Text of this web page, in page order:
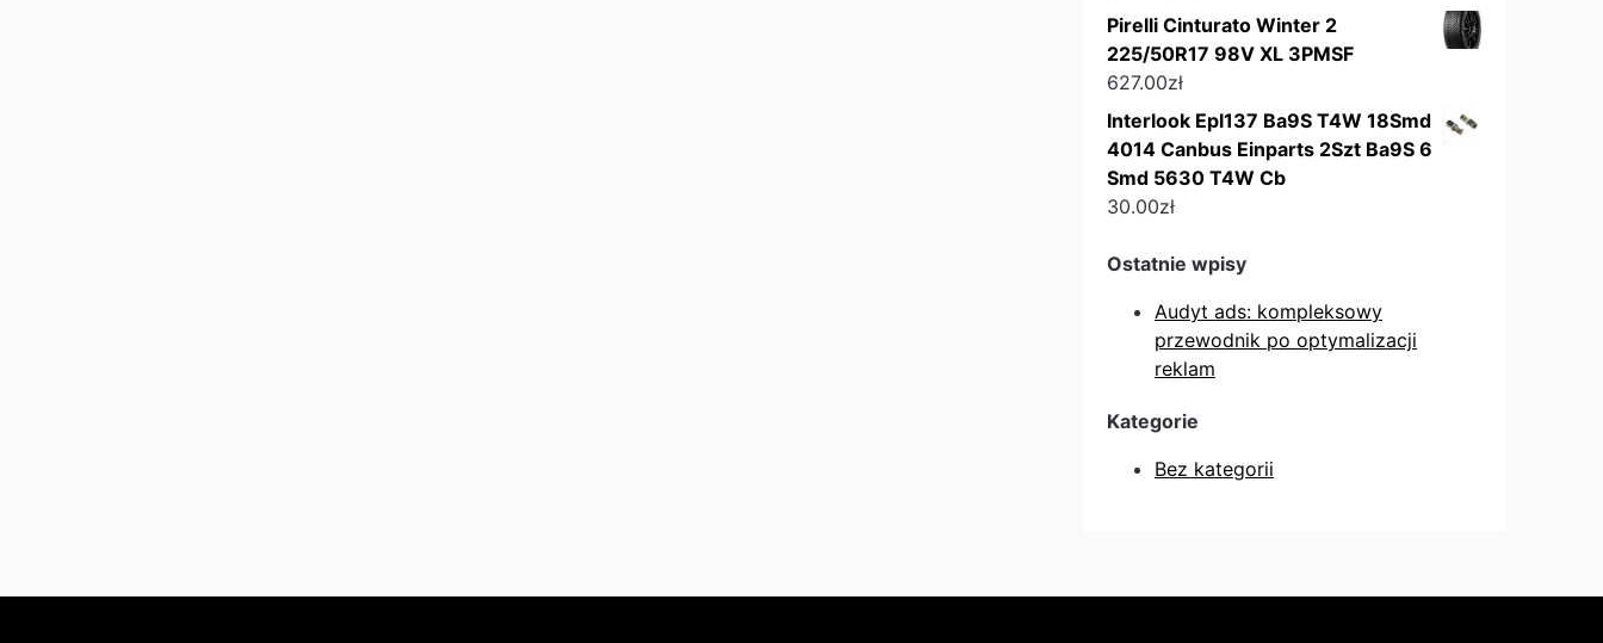
Pirelli Cinturato Winter 2
225/50R17 98V XL 3PMSF
627.00zł
Interlook Epl137 Ba9S T4W 18Smd
4014 Canbus Einparts 2Szt Ba9S 6
Smd 5630 T4W Cb
30.00zł
Ostatnie wpisy
Audyt ads: kompleksowy
przewodnik po optymalizacji
reklam
Kategorie
Bez kategorii